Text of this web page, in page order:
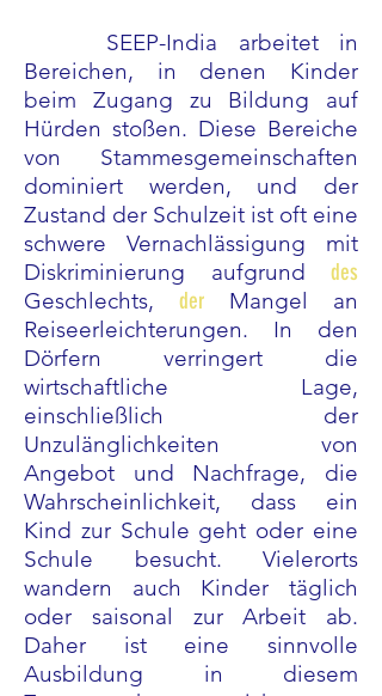
SEEP-India arbeitet in
Bereichen, in denen Kinder
beim Zugang zu Bildung auf
Hürden stoßen. Diese Bereiche
von Stammesgemeinschaften
dominiert werden, und der
Zustand der Schulzeit ist oft eine
schwere Vernachlässigung mit
Diskriminierung aufgrund des
Geschlechts, der Mangel an
Reiseerleichterungen.
In den
Dörfern verringert die
wirtschaftliche Lage,
einschließlich der
Unzulänglichkeiten von
Angebot und Nachfrage, die
Wahrscheinlichkeit, dass ein
Kind zur Schule geht oder eine
Schule besucht. Vielerorts
wandern auch Kinder täglich
oder saisonal zur Arbeit ab.
Daher ist eine sinnvolle
Ausbildung in diesem